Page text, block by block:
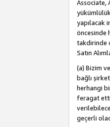
Associate,
yapılacak
öncesinde
takdirinde
Satın
(a) Bizim
bağlı
herhangi
feragat
geçerli